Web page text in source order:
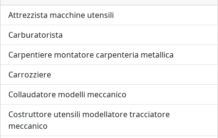
Attrezzista macchine utensili
Carburatorista
Carpentiere montatore carpenteria metallica
Carrozziere
Collaudatore modelli meccanico
Costruttore utensili modellatore tracciatore
meccanico